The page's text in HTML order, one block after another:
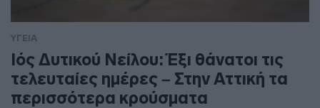
ΥΓΕΙΑ
Ιός Δυτικού Νείλου: Έξι θάνατοι τις
τελευταίες ημέρες – Στην Αττική τα
περισσότερα κρούσματα